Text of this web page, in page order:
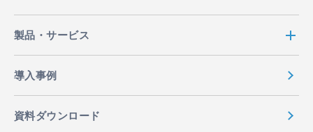
製品・サービス
導入事例
資料ダウンロード